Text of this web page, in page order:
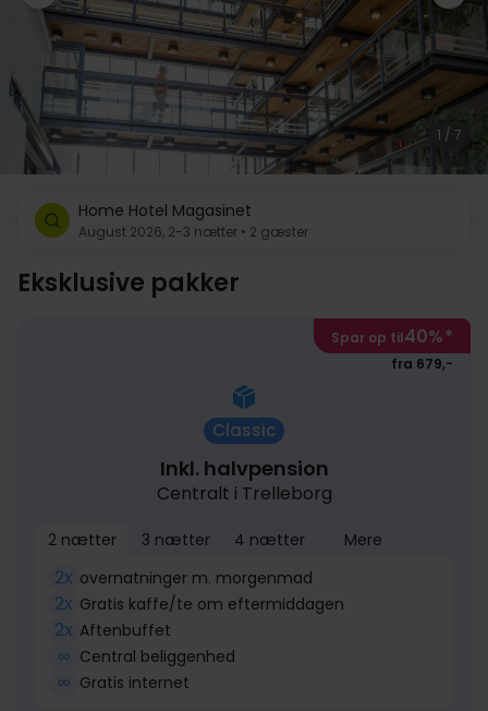
1 / 7
Home Hotel Magasinet
August 2026, 2-3 nætter • 2 gæster
Eksklusive pakker
Spar op til40%*
fra 679,-
Classic
Inkl. halvpension
Centralt i Trelleborg
2 nætter 3 nætter 4 nætter Mere
2x overnatninger m. morgenmad
2x Gratis kaffe/te om eftermiddagen
2x Aftenbuffet
∞ Central beliggenhed
∞ Gratis internet